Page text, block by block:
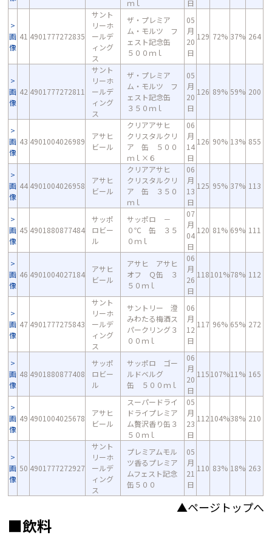
ｍｌ
日
画
像
41 4901777272835
サント
リーホ
ールデ
ィング
ス
ザ・プレミア
ム・モルツ フ
ェスト記念缶
５００ｍｌ
05
月
20
日
129 72% 37% 264
画
像
42 4901777272811
サント
リーホ
ールデ
ィング
ス
ザ・プレミア
ム・モルツ フ
ェスト記念缶
３５０ｍｌ
05
月
20
日
126 89% 59% 200
画
像
43 4901004026989
アサヒ
ビール
クリアアサヒ
クリスタルクリ
ア 缶 ５００
ｍｌ×６
06
月
14
日
126 90% 13% 855
画
像
44 4901004026958
アサヒ
ビール
クリアアサヒ
クリスタルクリ
ア 缶 ３５０
ｍｌ
06
月
13
日
125 95% 37% 113
画
像
45 4901880877484
サッポ
ロビー
ル
サッポロ －
０℃ 缶 ３５
０ｍｌ
07
月
04
日
120 81% 69% 111
画
像
46 4901004027184
アサヒ
ビール
アサヒ アサヒ
オフ Ｑ缶 ３
５０ｍｌ
06
月
26
日
118101%78% 112
画
像
47 4901777275843
サント
リーホ
ールデ
ィング
ス
サントリー 澄
みわたる梅酒ス
パークリング３
００ｍｌ
06
月
12
日
117 96% 65% 272
画
像
48 4901880877408
サッポ
ロビー
ル
サッポロ ゴー
ルドベルグ
缶 ５００ｍｌ
06
月
20
日
115107%11% 165
画
像
49 4901004025678
アサヒ
ビール
スーパードライ
ドライプレミア
ム贅沢香り缶３
５０ｍｌ
05
月
23
日
112104%38% 210
画
像
50 4901777272927
サント
リーホ
ールデ
ィング
ス
プレミアムモル
ツ香るプレミア
ムフェスト記念
缶５００
05
月
21
日
110 83% 18% 263
▲ページトップへ
■飲料